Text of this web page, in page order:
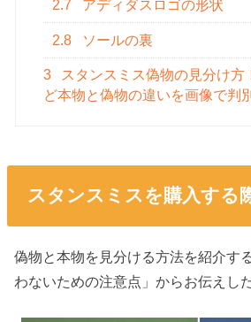
2.7 アディダスロゴの形状
2.8 ソールの裏
3
スタンスミス偽物の見分け方
ど本物と偽物の違いを画像で判
スタンスミスを購入する
偽物と本物を見分ける方法を紹介す
わないための注意点」からお伝えし